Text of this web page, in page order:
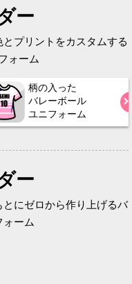
ー
プリントをカスタムする
ォーム
柄の入った
バレーボール
ユニフォーム
ー
にゼロから作り上げるバ
ォーム